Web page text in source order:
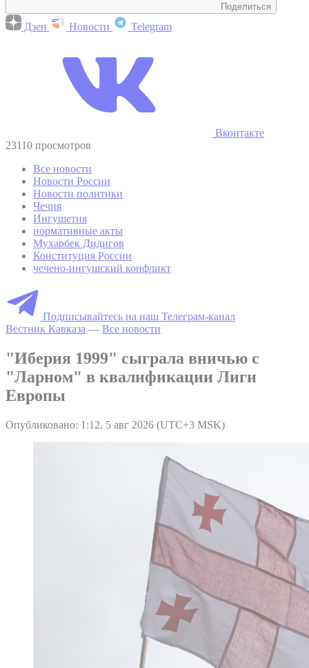
Поделиться
Дзен Новости Telegram
Вконтакте
23110 просмотров
Все новости
Новости России
Новости политики
Чечня
Ингушетия
нормативные акты
Мухарбек Дидигов
Конституция России
чечено-ингушский конфликт
Подписывайтесь на наш Телеграм-канал
Вестник Кавказа — Все новости
"Иберия 1999" сыграла вничью с
"Ларном" в квалификации Лиги
Европы
Опубликовано: 1:12, 5 авг 2026 (UTC+3 MSK)